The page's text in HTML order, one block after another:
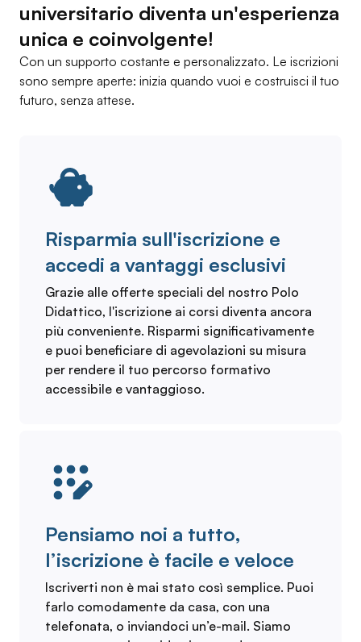
universitario diventa un'esperienza
unica e coinvolgente!
Con un supporto costante e personalizzato. Le iscrizioni
sono sempre aperte: inizia quando vuoi e costruisci il tuo
futuro, senza attese.
Risparmia sull'iscrizione e
accedi a vantaggi esclusivi
Grazie alle offerte speciali del nostro Polo
Didattico, l'iscrizione ai corsi diventa ancora
più conveniente. Risparmi significativamente
e puoi beneficiare di agevolazioni su misura
per rendere il tuo percorso formativo
accessibile e vantaggioso.
Pensiamo noi a tutto,
l’iscrizione è facile e veloce
Iscriverti non è mai stato così semplice. Puoi
farlo comodamente da casa, con una
telefonata, o inviandoci un’e-mail. Siamo